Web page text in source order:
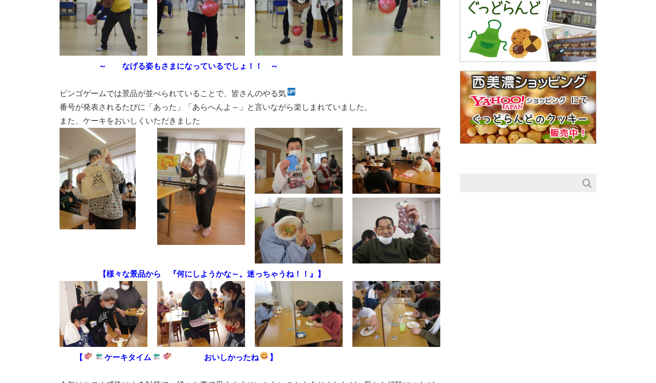
～ なげる姿もさまになっているでしょ！！ ～
ビンゴゲームでは景品が並べられていることで、皆さんのやる気
番号が発表されるたびに「あった」「あらへんよ～」と言いながら楽しまれていました。
また、ケーキをおいしくいただきました
【様々な景品から 『何にしようかな～。迷っちゃうね！！』】
【 ケーキタイム おいしかったね 】